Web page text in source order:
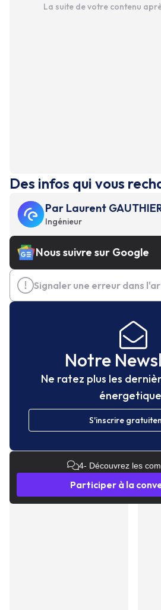
La suite de votre contenu
Des infos qui vous
Par Laurent
Ingénieur
Nous suivre sur Google
Signaler une erreur dans
Notre
Ne ratez plus les
S'inscrire
4- Découvrez les
Participer à la